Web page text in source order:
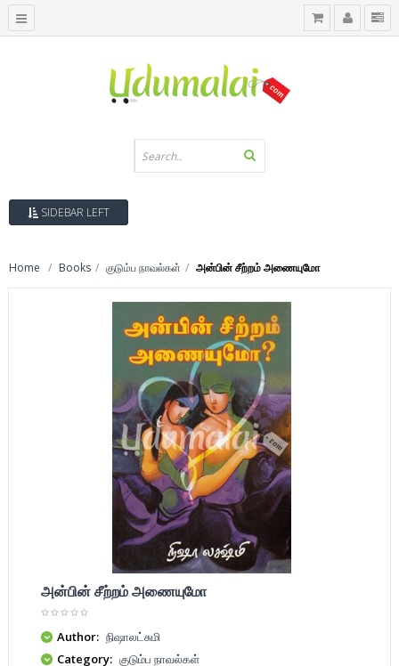
SIDEBAR LEFT
Home Books குடும்ப நாவல்கள் அன்பின் சீற்றம் அணையுமோ
அன்பின் சீற்றம் அணையுமோ
Author: நிஷாலட்சுமி
Category: குடும்ப நாவல்கள்